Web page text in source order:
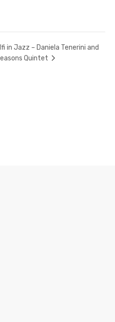
in Jazz – Daniela Tenerini and
Quintet